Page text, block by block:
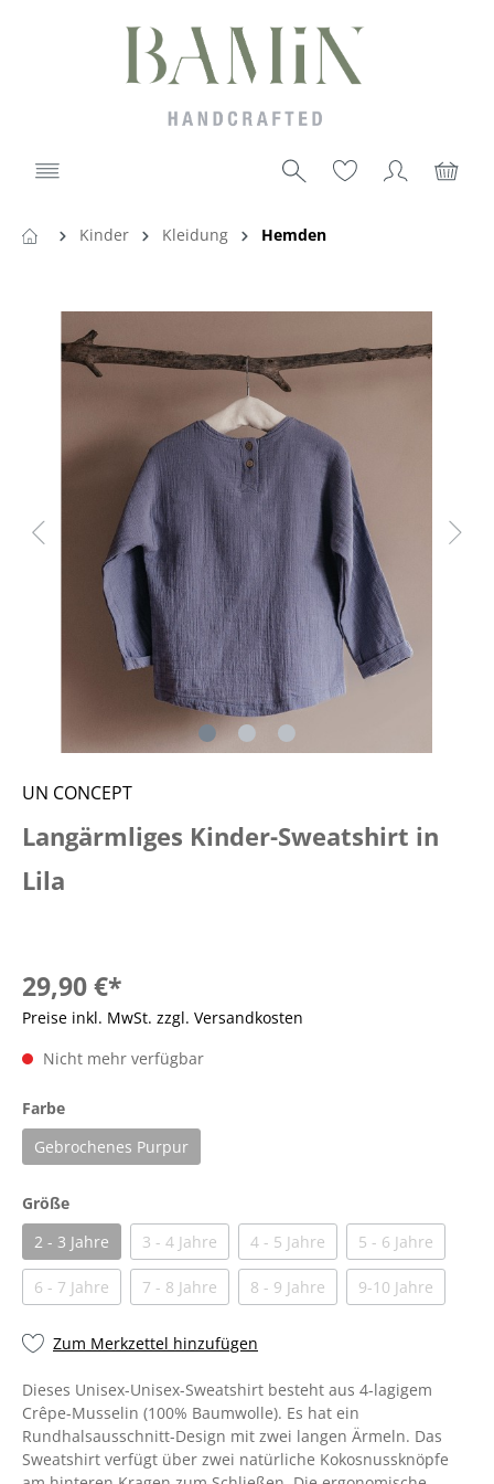
Kinder Kleidung Hemden
UN CONCEPT
Langärmliges Kinder-Sweatshirt in
Lila
29,90 €*
Preise inkl. MwSt. zzgl. Versandkosten
Nicht mehr verfügbar
Farbe
Gebrochenes Purpur
Größe
2 - 3 Jahre
3 - 4 Jahre 4 - 5 Jahre 5 - 6 Jahre
6 - 7 Jahre 7 - 8 Jahre 8 - 9 Jahre 9-10 Jahre
Zum Merkzettel hinzufügen
Dieses Unisex-Unisex-Sweatshirt besteht aus 4-lagigem
Crêpe-Musselin (100% Baumwolle). Es hat ein
Rundhalsausschnitt-Design mit zwei langen Ärmeln. Das
Sweatshirt verfügt über zwei natürliche Kokosnussknöpfe